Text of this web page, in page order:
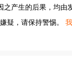
产生的后果，均由
疑，请保持警惕。